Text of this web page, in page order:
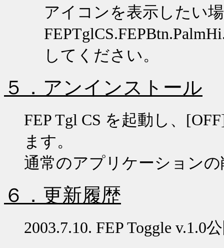
アイコンを表示したい
してください。
５．アンインストール
FEP Tgl CS を起動し、
ます。
通常のアプリケーション
６．更新履歴
2003.7.10. FEP Toggle v.1.0